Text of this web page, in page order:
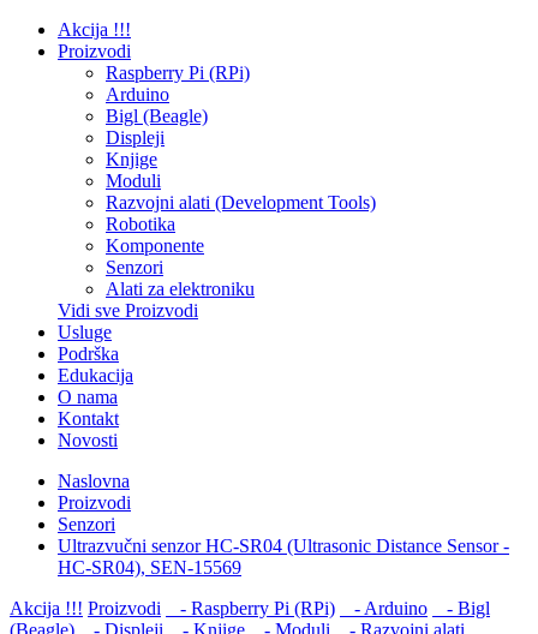
Akcija !!!
Proizvodi
Raspberry Pi (RPi)
Arduino
Bigl (Beagle)
Displеji
Knjige
Moduli
Razvojni alati (Development Tools)
Robotika
Komponente
Senzori
Alati za elektroniku
Vidi sve Proizvodi
Usluge
Podrška
Edukacija
O nama
Kontakt
Novosti
Naslovna
Proizvodi
Senzori
Ultrazvučni senzor HC-SR04 (Ultrasonic Distance Sensor -
HC-SR04), SEN-15569
Akcija !!! Proizvodi - Raspberry Pi (RPi) - Arduino
- Bigl
(Beagle)
- Displеji - Knjige - Moduli
- Razvojni alati